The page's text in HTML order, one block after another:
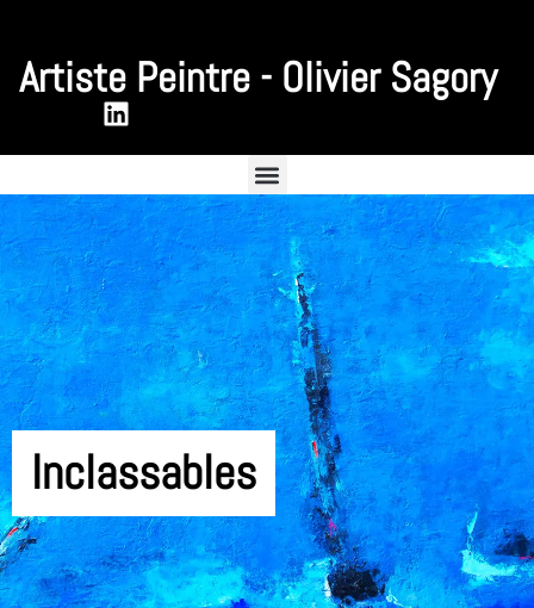
Artiste Peintre - Olivier Sagory
Inclassables